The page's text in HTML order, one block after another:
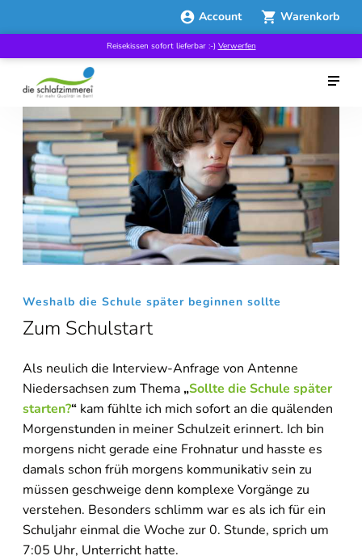
Account Warenkorb
Reisekissen sofort lieferbar :-) Verwerfen
Weshalb die Schule später beginnen sollte
Zum Schulstart
Als neulich die Interview-Anfrage von Antenne
Niedersachsen zum Thema„Sollte die Schule später
starten?“ kam fühlte ich mich sofort an die quälenden
Morgenstunden in meiner Schulzeit erinnert. Ich bin
morgens nicht gerade eine Frohnatur und hasste es
damals schon früh morgens kommunikativ sein zu
müssen geschweige denn komplexe Vorgänge zu
verstehen. Besonders schlimm war es als ich für ein
Schuljahr einmal die Woche zur 0. Stunde, sprich um
7:05 Uhr, Unterricht hatte.